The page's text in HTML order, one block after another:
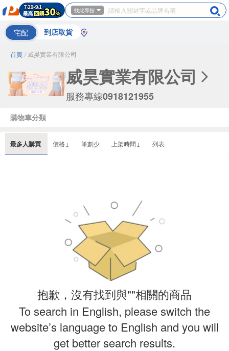
找此專館
宅配 到店取貨
首頁 / 威昊實業有限公司
威昊實業有限公司
服務專線0918121955
最多人購買 價格↓ 筆劃少 上架時間↓ 列表
購物車分類
抱歉，沒有找到與""相關的商品
To search in English, please switch the
website’s language to English and you will
get better search results.